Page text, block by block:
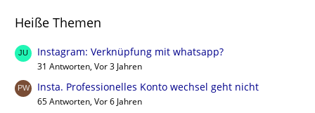
Heiße Themen
Instagram: Verknüpfung mit whatsapp?
31 Antworten, Vor 3 Jahren
Insta. Professionelles Konto wechsel geht nicht
65 Antworten, Vor 6 Jahren